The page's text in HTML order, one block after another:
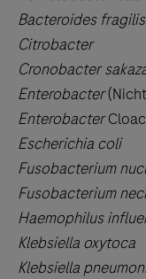
Bacteroides fragilis
Citrobacter
Cronobacter
Enterobacter
Enterobacter
Escherichia coli
Fusobacterium
Fusobacterium
Haemophilus
Klebsiella oxytoca
Klebsiella